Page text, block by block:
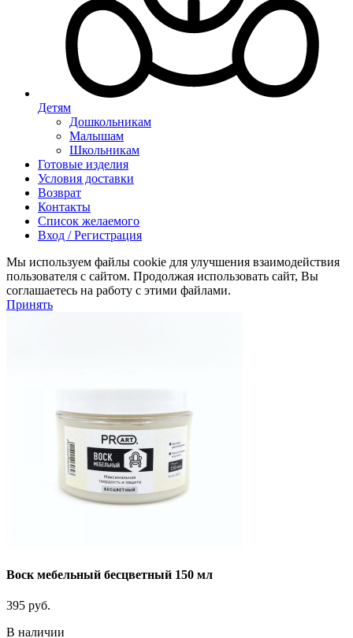
Детям
Дошкольникам
Малышам
Школьникам
Готовые изделия
Условия доставки
Возврат
Контакты
Список желаемого
Вход / Регистрация
Мы используем файлы cookie для улучшения взаимодействия
пользователя с сайтом. Продолжая использовать сайт, Вы
соглашаетесь на работу с этими файлами.
Принять
Воск мебельный бесцветный 150 мл
395 руб.
В наличии